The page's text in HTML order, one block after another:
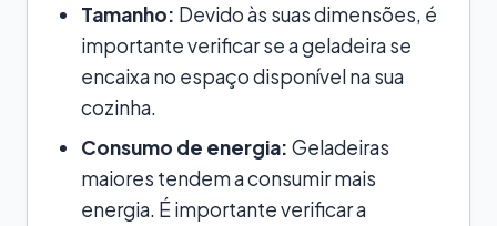
Tamanho: Devido às suas dimensões, é
importante verificar se a geladeira se
encaixa no espaço disponível na sua
cozinha.
Consumo de energia: Geladeiras
maiores tendem a consumir mais
energia. É importante verificar a